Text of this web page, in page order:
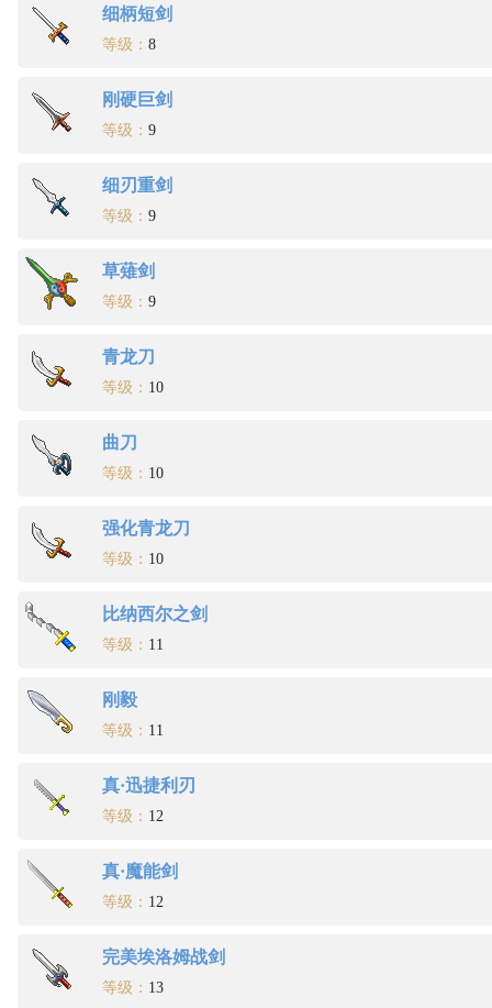
细柄短剑
等级： 8
刚硬巨剑
等级： 9
细刃重剑
等级： 9
草薙剑
等级： 9
青龙刀
等级： 10
曲刀
等级： 10
强化青龙刀
等级： 10
比纳西尔之剑
等级： 11
刚毅
等级： 11
真·迅捷利刃
等级： 12
真·魔能剑
等级： 12
完美埃洛姆战剑
等级： 13